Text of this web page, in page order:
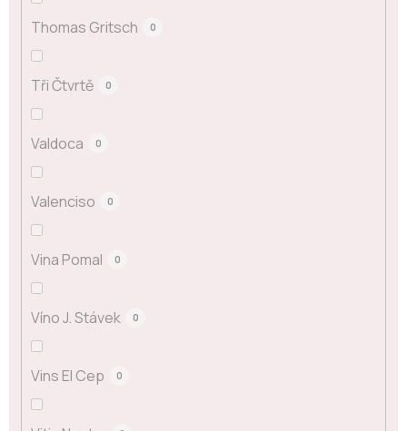
Thomas Gritsch 0
Tři Čtvrtě 0
Valdoca 0
Valenciso 0
Vina Pomal 0
Víno J. Stávek 0
Vins El Cep 0